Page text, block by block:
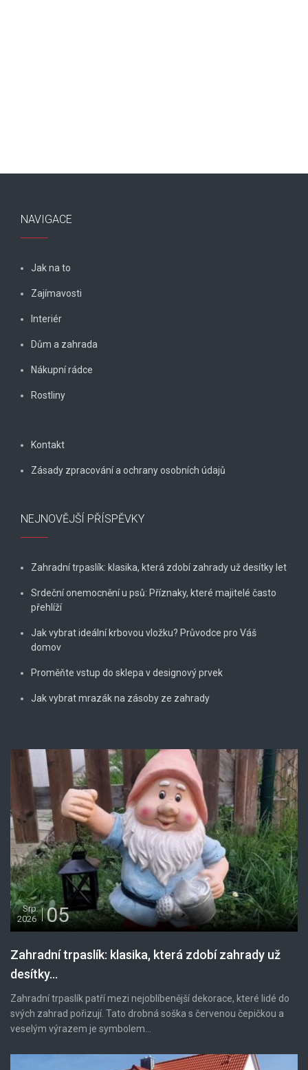
NAVIGACE
Jak na to
Zajímavosti
Interiér
Dům a zahrada
Nákupní rádce
Rostliny
Kontakt
Zásady zpracování a ochrany osobních údajů
NEJNOVĚJŠÍ PŘÍSPĚVKY
Zahradní trpaslík: klasika, která zdobí zahrady už desítky let
Srdeční onemocnění u psů: Příznaky, které majitelé často
přehlíží
Jak vybrat ideální krbovou vložku? Průvodce pro Váš
domov
Proměňte vstup do sklepa v designový prvek
Jak vybrat mrazák na zásoby ze zahrady
Srp
2026
05
Zahradní trpaslík: klasika, která zdobí zahrady už
desítky...
Zahradní trpaslík patří mezi nejoblíbenější dekorace, které lidé do
svých zahrad pořizují. Tato drobná soška s červenou čepičkou a
veselým výrazem je symbolem...